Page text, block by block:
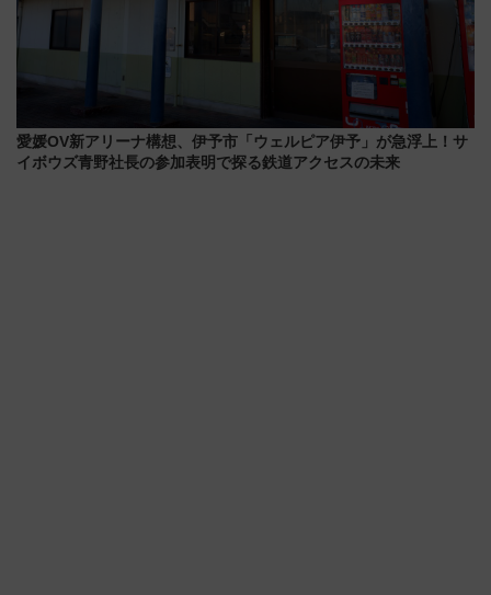
愛媛OV新アリーナ構想、伊予市「ウェルピア伊予」が急浮上！サ
イボウズ青野社長の参加表明で探る鉄道アクセスの未来